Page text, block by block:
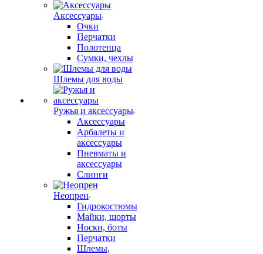
Аксессуары
Очки
Перчатки
Полотенца
Сумки, чехлы
Шлемы для воды
Ружья и аксессуары
Аксессуары
Арбалеты и
аксессуары
Пневматы и
аксессуары
Слинги
Неопрен
Гидрокостюмы
Майки, шорты
Носки, боты
Перчатки
Шлемы,